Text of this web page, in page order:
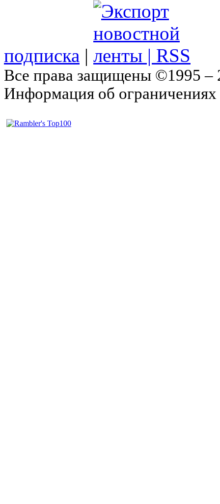
подписка |
Все права защищены ©1995 –
Информация об